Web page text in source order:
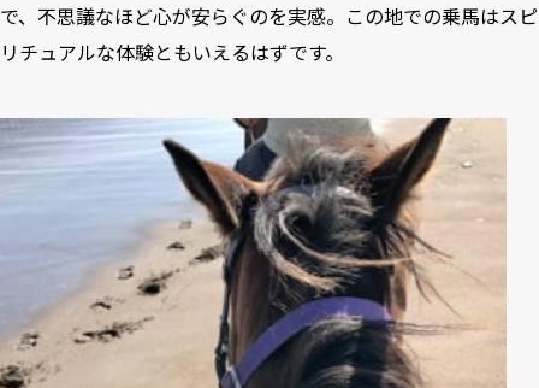
で、不思議なほど心が安らぐのを実感。この地での乗馬はスピ
リチュアルな体験ともいえるはずです。